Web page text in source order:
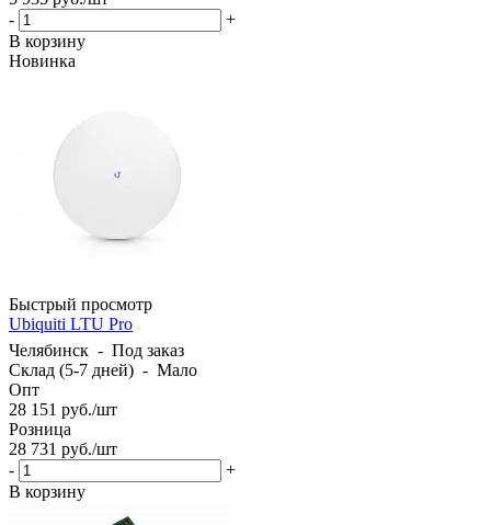
-
+
В корзину
Новинка
Быстрый просмотр
Ubiquiti LTU Pro
Челябинск - Под заказ
Склад (5-7 дней) - Мало
Опт
28 151 руб./шт
Розница
28 731 руб./шт
-
+
В корзину